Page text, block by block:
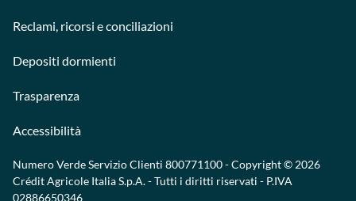
Reclami, ricorsi e conciliazioni
Depositi dormienti
Trasparenza
Accessibilità
Numero Verde Servizio Clienti 800771100- Copyright © 2026
Crédit Agricole Italia S.p.A. - Tutti i diritti riservati - P.IVA
02886650346